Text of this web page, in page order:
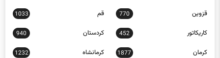
قزوین 770 قم 1033
کاریکاتور 452 کردستان 940
کرمان 1877 کرمانشاه 1232